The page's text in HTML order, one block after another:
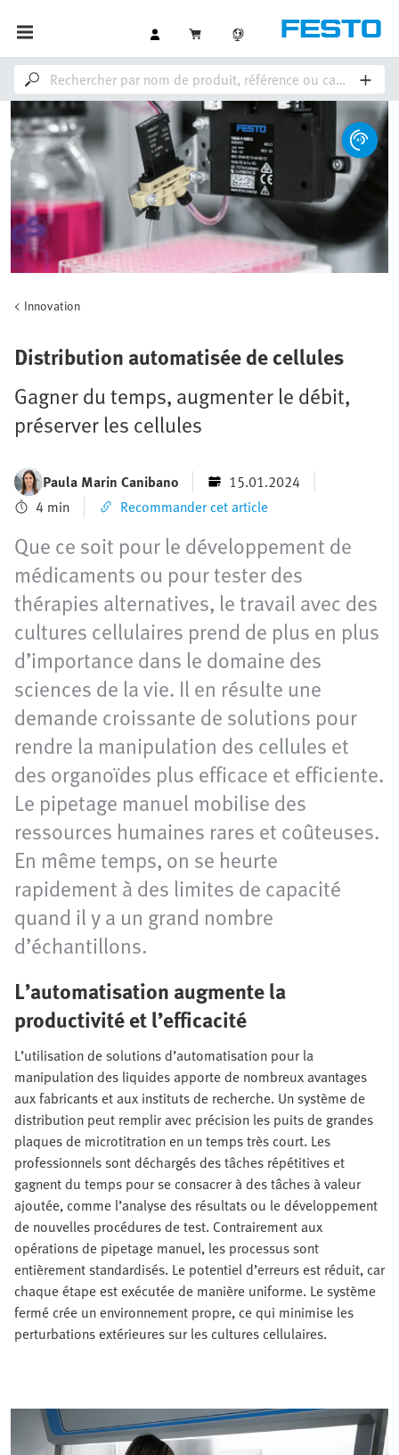
Innovation
Distribution automatisée de cellules
Gagner du temps, augmenter le débit,
préserver les cellules
Paula Marin Canibano
15.01.2024
4 min
Recommander cet article
Que ce soit pour le développement de
médicaments ou pour tester des
thérapies alternatives, le travail avec des
cultures cellulaires prend de plus en plus
d’importance dans le domaine des
sciences de la vie. Il en résulte une
demande croissante de solutions pour
rendre la manipulation des cellules et
des organoïdes plus efficace et efficiente.
Le pipetage manuel mobilise des
ressources humaines rares et coûteuses.
En même temps, on se heurte
rapidement à des limites de capacité
quand il y a un grand nombre
d’échantillons.
L’automatisation augmente la
productivité et l’efficacité
L’utilisation de solutions d’automatisation pour la
manipulation des liquides apporte de nombreux avantages
aux fabricants et aux instituts de recherche. Un système de
distribution peut remplir avec précision les puits de grandes
plaques de microtitration en un temps très court. Les
professionnels sont déchargés des tâches répétitives et
gagnent du temps pour se consacrer à des tâches à valeur
ajoutée, comme l’analyse des résultats ou le développement
de nouvelles procédures de test. Contrairement aux
opérations de pipetage manuel, les processus sont
entièrement standardisés. Le potentiel d’erreurs est réduit, car
chaque étape est exécutée de manière uniforme. Le système
fermé crée un environnement propre, ce qui minimise les
perturbations extérieures sur les cultures cellulaires.